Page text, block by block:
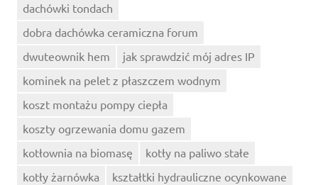
dachówki tondach
dobra dachówka ceramiczna forum
dwuteownik hem
jak sprawdzić mój adres IP
kominek na pelet z płaszczem wodnym
koszt montażu pompy ciepła
koszty ogrzewania domu gazem
kotłownia na biomasę
kotły na paliwo stałe
kotły żarnówka
kształtki hydrauliczne ocynkowane